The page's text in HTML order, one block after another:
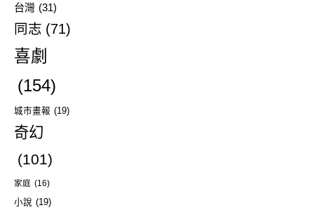
台灣 (31)
同志 (71)
喜劇
(154)
城市畫報 (19)
奇幻
(101)
家庭 (16)
小說 (19)